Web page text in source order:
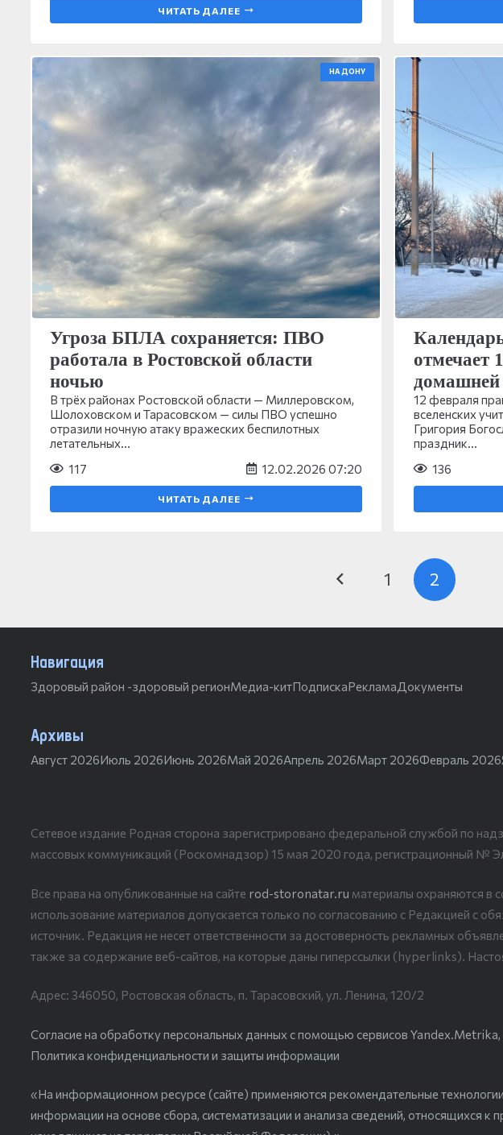
ЧИТАТЬ ДАЛЕЕ
НА ДОНУ
Угроза БПЛА сохраняется: ПВО
работала в Ростовской области
ночью
В трёх районах Ростовской области — Миллеровском,
Шолоховском и Тарасовском — силы ПВО успешно
отразили ночную атаку вражеских беспилотных
летательных…
117
12.02.2026 07:20
ЧИТАТЬ ДАЛЕЕ
отмечает
домашней
12 февраля
вселенских
Григория
праздник…
136
1 2
Навигация
Здоровый район -здоровый регионМедиа-китПодпискаРеклама Документы
Архивы
Август 2026Июль 2026Июнь 2026Май 2026Апрель 2026Март 2026Февраль 2026
Сетевое издание Родная сторона зарегистрировано федеральной службой по
массовых коммуникаций (Роскомнадзор) 15 мая 2020 года, регистрационный
Все права на опубликованные на сайте rod-storonatar.ru материалы охраняются в
использование материалов допускается только по согласованию с Редакцией с
источник. Редакция не несет ответственности за достоверность рекламных
также за содержание веб-сайтов, на которые даны гиперссылки (hyperlinks).
Адрес: 346050, Ростовская область, п. Тарасовский, ул. Ленина, 120/2
Согласие на обработку персональных данных с помощью сервисов
Политика конфиденциальности и защиты информации
«На информационном ресурсе (сайте) применяются рекомендательные
информации на основе сбора, систематизации и анализа сведений, относящихся к